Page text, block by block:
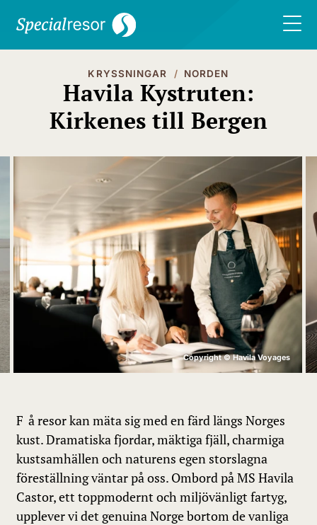
KRYSSNINGAR NORDEN
Havila Kystruten:
Kirkenes till Bergen
Copyright © Havila Voyages
Få resor kan mäta sig med en färd längs Norges
kust. Dramatiska fjordar, mäktiga fjäll, charmiga
kustsamhällen och naturens egen storslagna
föreställning väntar på oss. Ombord på MS Havila
Castor, ett toppmodernt och miljövänligt fartyg,
upplever vi det genuina Norge bortom de vanliga